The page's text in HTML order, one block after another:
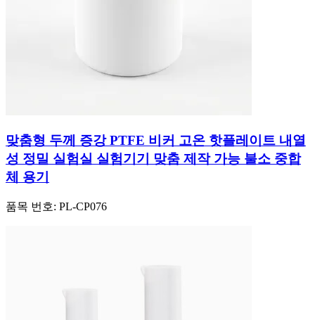
맞춤형 두께 증강 PTFE 비커 고온 핫플레이트 내열
성 정밀 실험실 실험기기 맞춤 제작 가능 불소 중합
체 용기
품목 번호: PL-CP076